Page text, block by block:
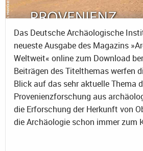
Das Deutsche Archäologische
neueste Ausgabe des Magazins
Weltweit« online zum Download
Beiträgen des Titelthemas werfen
Blick auf das sehr aktuelle Thema
Provenienzforschung aus
die Erforschung der Herkunft von
die Archäologie schon immer zum